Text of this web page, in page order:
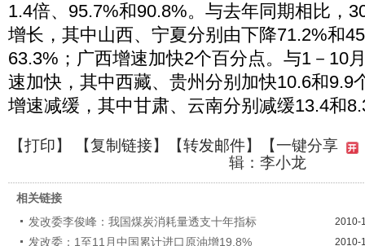
1.4倍、95.7%和90.8%。与去年同期相比，
增长，其中山西、宁夏分别由下降71.2%和
63.3%；广西增速加快2个百分点。与1－10
速加快，其中西藏、贵州分别加快10.6和9.9
增速减缓，其中甘肃、云南分别减缓13.4和
【打印】 【复制链接】【转发邮件】
【一键分享
辑：李小龙
相关链接
发改委李俊峰：我国煤炭消耗量透支十年指标
2010-
发改委：1至11月中国累计进口原油增19.8% 2010-